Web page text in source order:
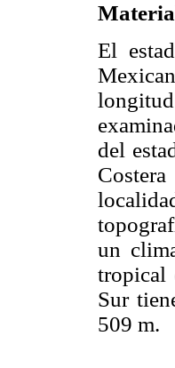
El
longitud
del
un
tropical
Sur
509 m.